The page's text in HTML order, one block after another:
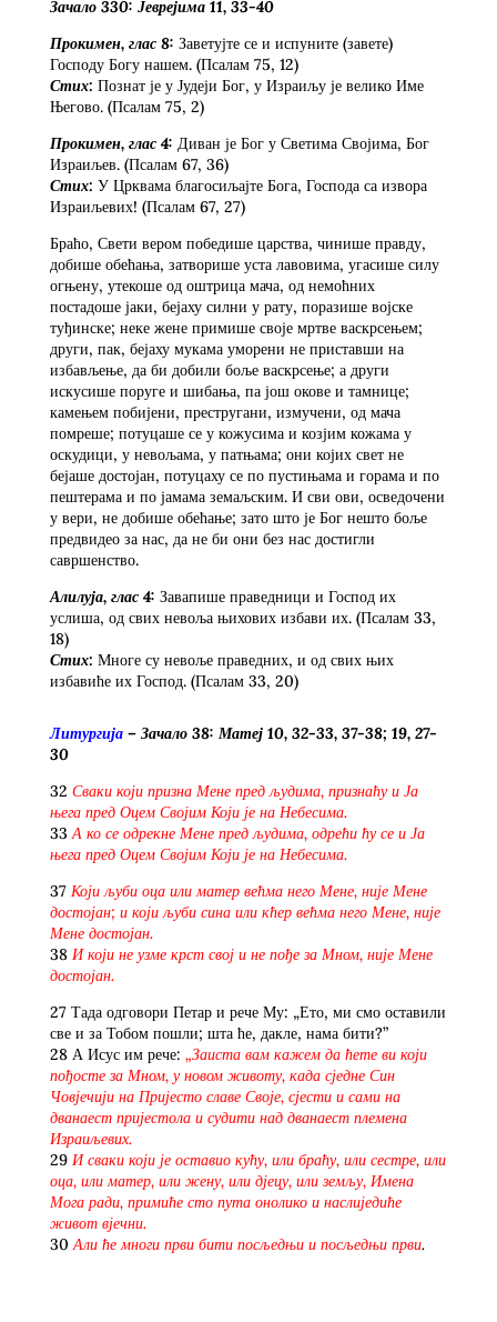
Зачало 330: Јеврејима 11, 33-40
Прокимен, глас 8: Заветујте се и испуните (завете)
Господу Богу нашем. (Псалам 75, 12)
Стих: Познат је у Јудеји Бог, у Израиљу је велико Име
Његово. (Псалам 75, 2)
Прокимен, глас 4: Диван је Бог у Светима Својима, Бог
Израиљев. (Псалам 67, 36)
Стих: У Црквама благосиљајте Бога, Господа са извора
Израиљевих! (Псалам 67, 27)
Браћо, Свети вером победише царства, чинише правду,
добише обећања, затворише уста лавовима, угасише силу
огњену, утекоше од оштрица мача, од немоћних
постадоше јаки, бејаху силни у рату, поразише војске
туђинске; неке жене примише своје мртве васкрсењем;
други, пак, бејаху мукама уморени не приставши на
избављење, да би добили боље васкрсење; а други
искусише поруге и шибања, па још окове и тамнице;
камењем побијени, престругани, измучени, од мача
помреше; потуцаше се у кожусима и козјим кожама у
оскудици, у невољама, у патњама; они којих свет не
бејаше достојан, потуцаху се по пустињама и горама и по
пештерама и по јамама земаљским. И сви ови, осведочени
у вери, не добише обећање; зато што је Бог нешто боље
предвидео за нас, да не би они без нас достигли
савршенство.
Алилуја, глас 4: Завапише праведници и Господ их
услиша, од свих невоља њихових избави их. (Псалам 33,
18)
Стих: Многе су невоље праведних, и од свих њих
избавиће их Господ. (Псалам 33, 20)
Литургија– Зачало 38: Матеј 10, 32-33, 37-38; 19, 27-
30
32 Сваки који призна Мене пред људима, признаћу и Ја
њега пред Оцем Својим Који је на Небесима.
33А ко се одрекне Мене пред људима, одрећи ћу се и Ја
њега пред Оцем Својим Који је на Небесима.
37 Који љуби оца или матер већма него Мене, није Мене
достојан; и који љуби сина или кћер већма него Мене, није
Мене достојан.
38 И који не узме крст свој и не пође за Мном, није Мене
достојан.
27 Тада одговори Петар и рече Му: „Ето, ми смо оставили
све и за Тобом пошли; шта ће, дакле, нама бити?”
28 А Исус им рече: „Заиста вам кажем да ћете ви који
пођосте за Мном, у новом животу, када сједне Син
Човјечији на Пријесто славе Своје, сјести и сами на
дванаест пријестола и судити над дванаест племена
Израиљевих.
29 И сваки који је оставио кућу, или браћу, или сестре, или
оца, или матер, или жену, или дјецу, или земљу, Имена
Мога ради, примиће сто пута онолико и наслиједиће
живот вјечни.
30Али ће многи први бити посљедњи и посљедњи први.